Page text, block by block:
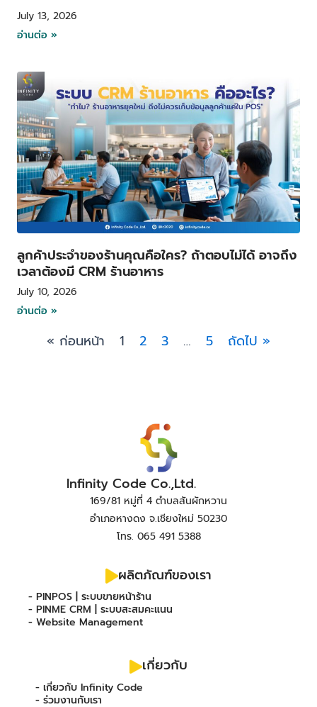
July 13, 2026
อ่านต่อ »
ลูกค้าประจำของร้านคุณคือใคร? ถ้าตอบไม่ได้ อาจถึง
เวลาต้องมี CRM ร้านอาหาร
July 10, 2026
อ่านต่อ »
« ก่อนหน้า 1 2 3 … 5 ถัดไป »
Infinity Code Co.,Ltd.
169/81 หมู่ที่ 4 ตำบลสันผักหวาน
อำเภอหางดง จ.เชียงใหม่ 50230
โทร. 065 491 5388
ผลิตภัณฑ์ของเรา
- PINPOS | ระบบขายหน้าร้าน
- PINME CRM | ระบบสะสมคะแนน
- Website Management
เกี่ยวกับ
- เกี่ยวกับ Infinity Code
- ร่วมงานกับเรา